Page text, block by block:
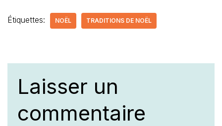
Étiquettes: NOËL TRADITIONS DE NOËL
Laisser un
commentaire